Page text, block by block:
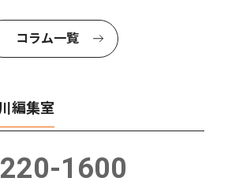
コラム一覧
編集室
1600